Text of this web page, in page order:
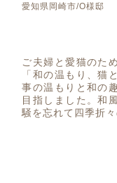
愛知県岡崎市/O様邸
ご夫婦と愛猫のた
「和の温もり、猫
事の温もりと和の
目指しました。和
騒を忘れて四季折